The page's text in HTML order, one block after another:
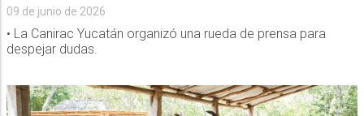
09 de junio de 2026
• La Canirac Yucatán organizó una rueda de prensa para
despejar dudas.